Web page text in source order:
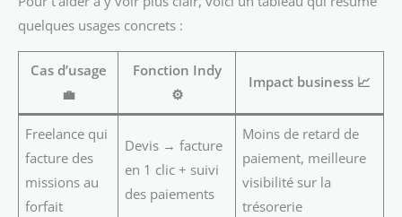
quelques usages concrets :
Cas d’usage
💼
Fonction Indy
⚙️
Impact business 📈
Freelance qui
facture des
missions au
forfait
Devis → facture
en 1 clic + suivi
des paiements
Moins de retard de
paiement, meilleure
visibilité sur la
trésorerie